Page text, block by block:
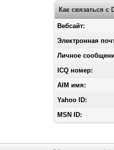
Как связаться с
Вебсайт:
Электронная
Личное
ICQ номер:
AIM имя:
Yahoo ID:
MSN ID: